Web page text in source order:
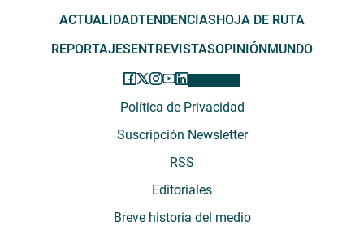
ACTUALIDADTENDENCIAS HOJA DE RUTA
REPORTAJES ENTREVISTASOPINIÓN MUNDO
Política de Privacidad
Suscripción Newsletter
RSS
Editoriales
Breve historia del medio